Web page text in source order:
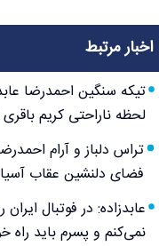
اخبار مرتبط
تیکه سنگین احمدرضا
لحظه ناراحتی کریم
تراس دلباز و آرام
فضای دلنشین عقاب آسیا
عابدزاده: در فوتبال
نمی‌کنم و پسرم باید راه